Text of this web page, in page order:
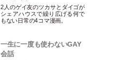
2人のゲイ友のツカサとダイゴが
シェアハウスで繰り広げる何で
もない日常の4コマ漫画。
一生に一度も使わないGAY
会話